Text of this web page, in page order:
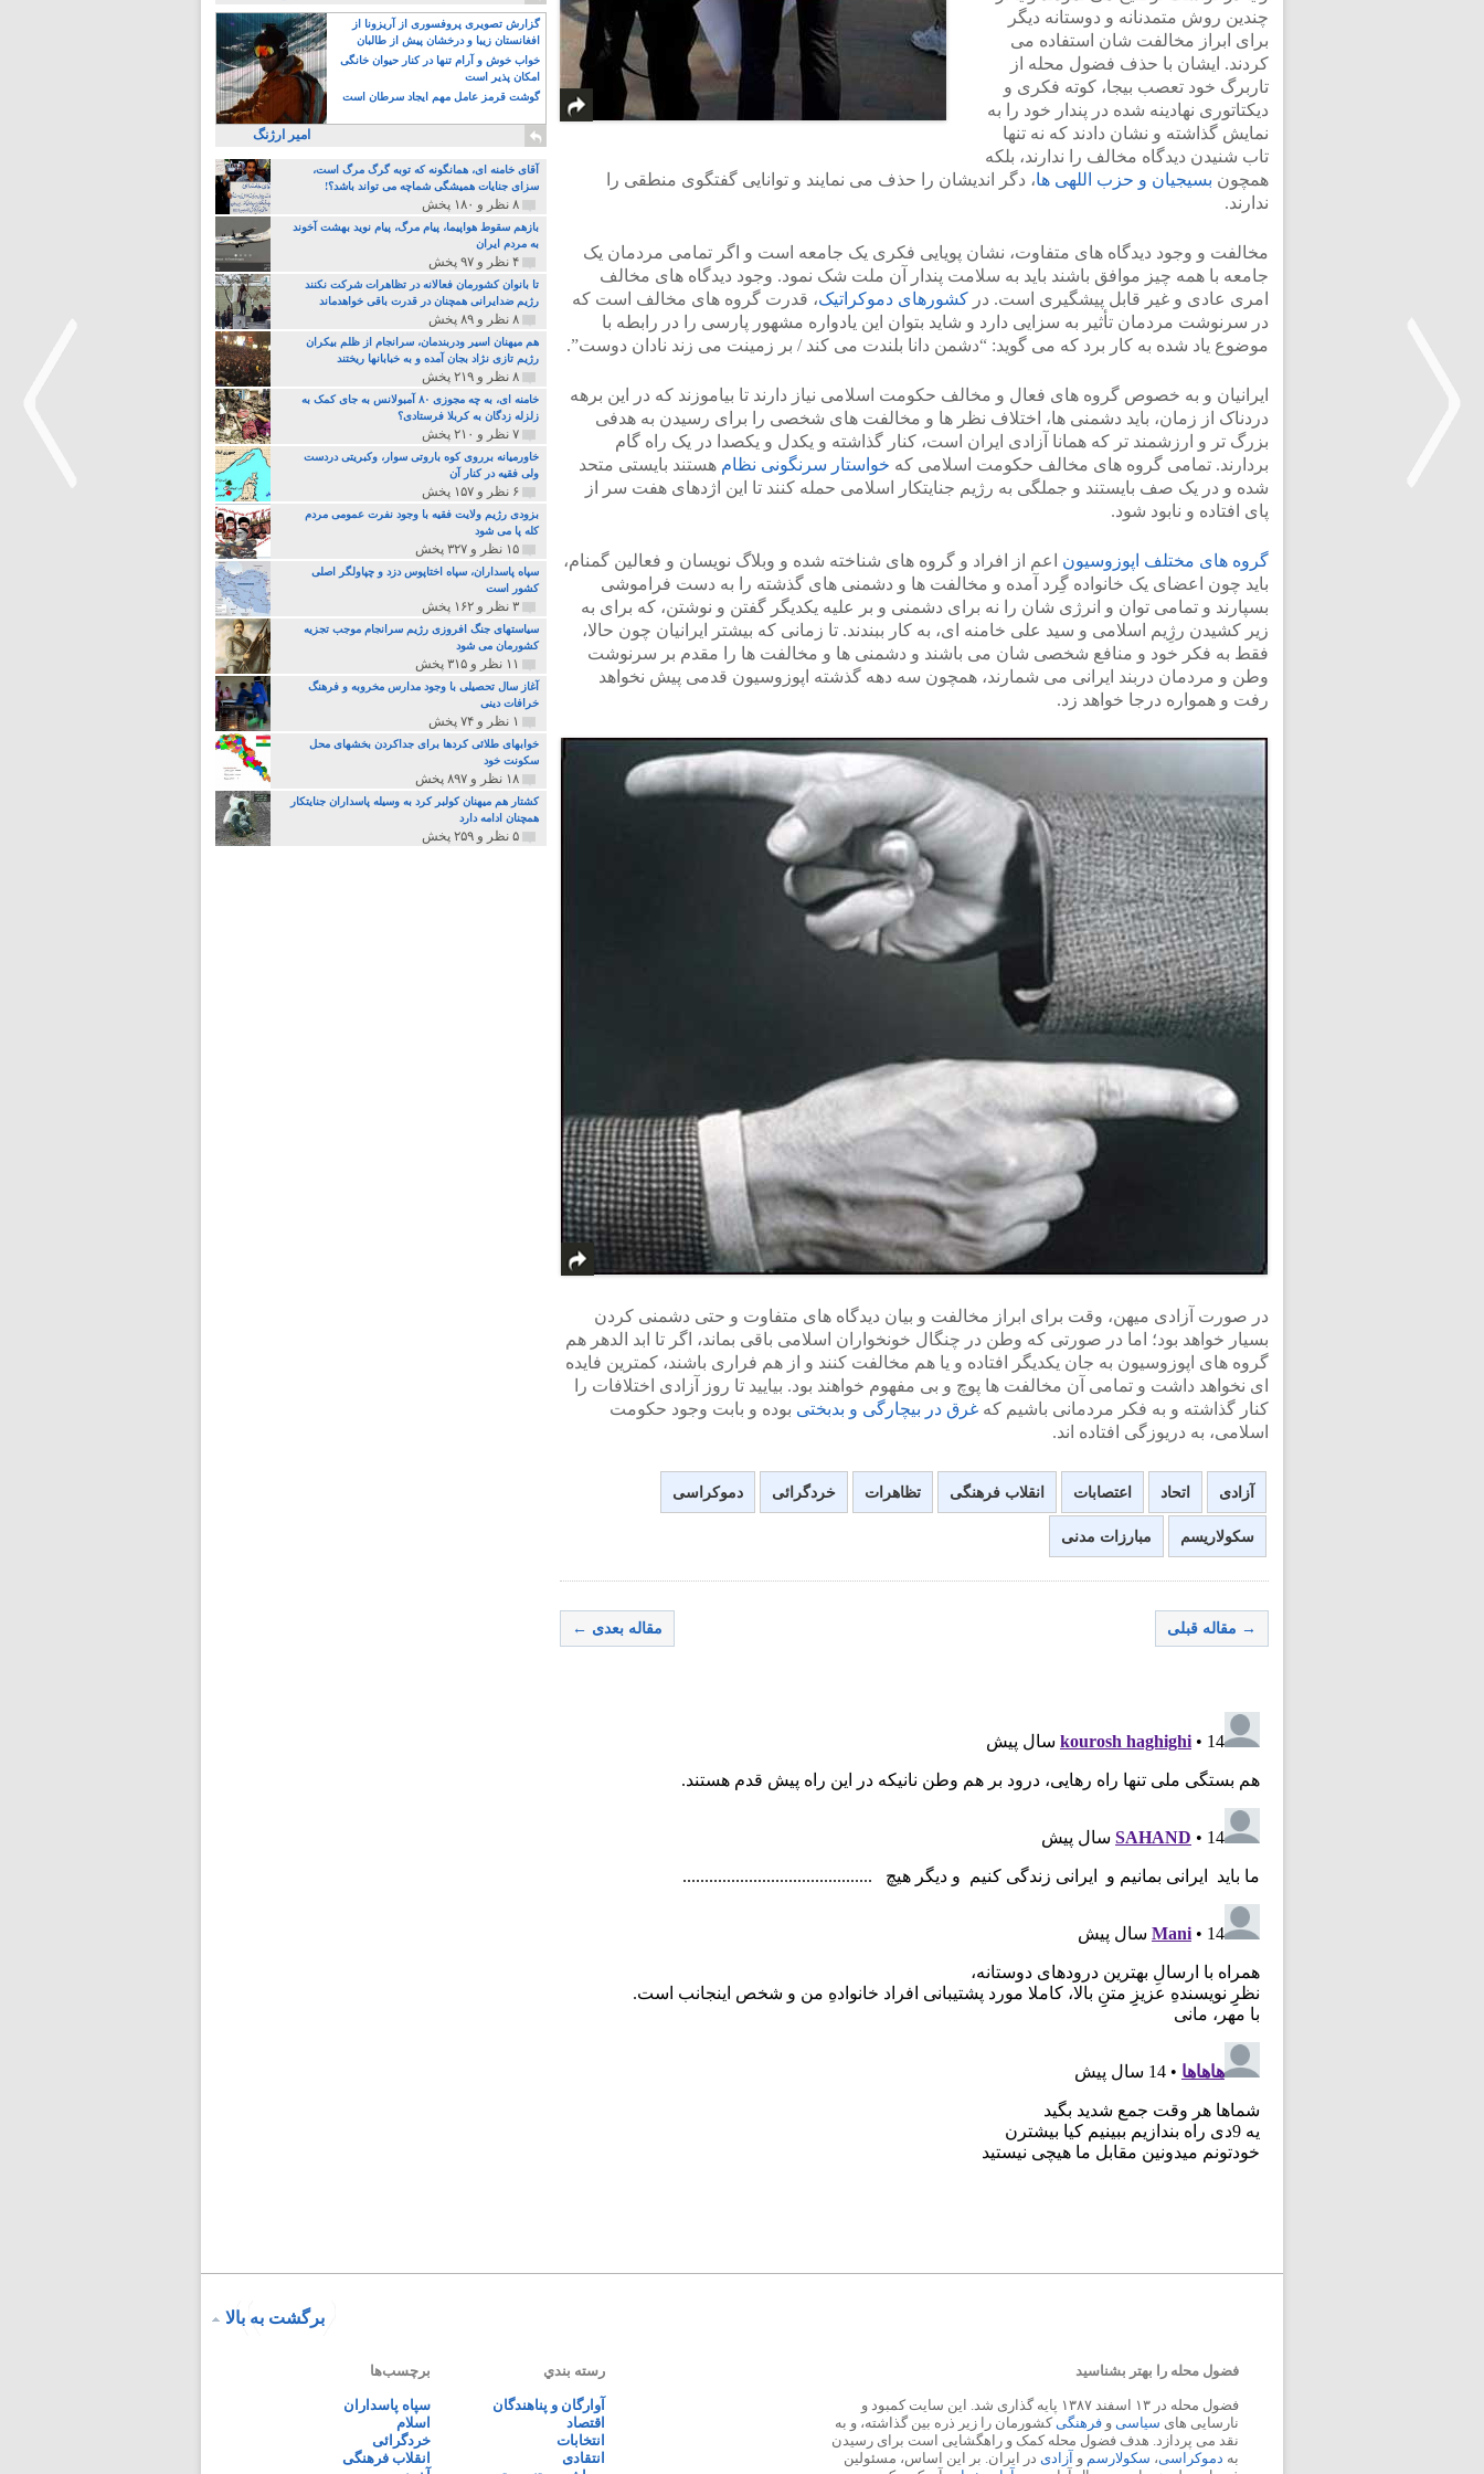
چندین روش متمدنانه و دوستانه دیگر
برای ابراز مخالفت شان استفاده می
کردند. ایشان با حذف فضول محله از
تاربرگ خود تعصب بیجا، کوته فکری و
دیکتاتوری نهادینه شده در پندار خود را به
نمایش گذاشته و نشان دادند که نه تنها
تاب شنیدن دیدگاه مخالف را ندارند، بلکه
همچون بسیجیان و حزب اللهی ها، دگر اندیشان را حذف می نمایند و توانایی گفتگوی منطقی را
ندارند.
مخالفت و وجود دیدگاه های متفاوت، نشان پویایی فکری یک جامعه است و اگر تمامی مردمان یک
جامعه با همه چیز موافق باشند باید به سلامت پندار آن ملت شک نمود. وجود دیدگاه های مخالف
امری عادی و غیر قابل پیشگیری است. در کشورهای دموکراتیک، قدرت گروه های مخالف است که
در سرنوشت مردمان تأثیر به سزایی دارد و شاید بتوان این یادواره مشهور پارسی را در رابطه با
موضوع یاد شده به کار برد که می گوید: “دشمن دانا بلندت می کند / بر زمینت می زند نادان دوست”.
ایرانیان و به خصوص گروه های فعال و مخالف حکومت اسلامی نیاز دارند تا بیاموزند که در این برهه
دردناک از زمان، باید دشمنی ها، اختلاف نظر ها و مخالفت های شخصی را برای رسیدن به هدفی
بزرگ تر و ارزشمند تر که همانا آزادی ایران است، کنار گذاشته و یکدل و یکصدا در یک راه گام
بردارند. تمامی گروه های مخالف حکومت اسلامی که خواستار سرنگونی نظام هستند بایستی متحد
شده و در یک صف بایستند و جملگی به رژیم جنایتکار اسلامی حمله کنند تا این اژدهای هفت سر از
پای افتاده و نابود شود.
گروه های مختلف اپوزوسیون اعم از افراد و گروه های شناخته شده و وبلاگ نویسان و فعالین گمنام،
باید چون اعضای یک خانواده گِرد آمده و مخالفت ها و دشمنی های گذشته را به دست فراموشی
بسپارند و تمامی توان و انرژی شان را نه برای دشمنی و بر علیه یکدیگر گفتن و نوشتن، که برای به
زیر کشیدن رژِیم اسلامی و سید علی خامنه ای، به کار ببندند. تا زمانی که بیشتر ایرانیان چون حالا،
فقط به فکر خود و منافع شخصی شان می باشند و دشمنی ها و مخالفت ها را مقدم بر سرنوشت
وطن و مردمان دربند ایرانی می شمارند، همچون سه دهه گذشته اپوزوسیون قدمی پیش نخواهد
رفت و همواره درجا خواهد زد.
در صورت آزادی میهن، وقت برای ابراز مخالفت و بیان دیدگاه های متفاوت و حتی دشمنی کردن
بسیار خواهد بود؛ اما در صورتی که وطن در چنگال خونخواران اسلامی باقی بماند، اگر تا ابد الدهر هم
گروه های اپوزوسیون به جان یکدیگر افتاده و یا هم مخالفت کنند و از هم فراری باشند، کمترین فایده
ای نخواهد داشت و تمامی آن مخالفت ها پوچ و بی مفهوم خواهند بود. بیایید تا روز آزادی اختلافات را
کنار گذاشته و به فکر مردمانی باشیم که غرق در بیچارگی و بدبختی بوده و بابت وجود حکومت
اسلامی، به دریوزگی افتاده اند.
آزادی اتحاد اعتصابات انقلاب فرهنگی تظاهرات خردگرائی دموکراسی
سکولاریسم مبارزات مدنی
→ مقاله قبلی مقاله بعدی ←
گزارش تصویری پروفسوری از آریزونا از
افغانستان زیبا و درخشان پیش از طالبان
خواب خوش و آرام تنها در کنار حیوان خانگی
امکان پذیر است
گوشت قرمز عامل مهم ایجاد سرطان است
امیر ارژنگ
آقای خامنه ای، همانگونه که توبه گرگ مرگ است،
سزای جنایات همیشگی شماچه می تواند باشد؟!
۸ نظر و ۱۸۰ پخش
بازهم سقوط هواپیما، پیام مرگ، پیام نوید بهشت آخوند
به مردم ایران
۴ نظر و ۹۷ پخش
تا بانوان کشورمان فعالانه در تظاهرات شرکت نکنند
رژیم ضدایرانی همچنان در قدرت باقی خواهدماند
۸ نظر و ۸۹ پخش
هم میهنان اسیر ودربندمان، سرانجام از ظلم بیکران
رژیم تازی نژاد بجان آمده و به خبابانها ریختند
۸ نظر و ۲۱۹ پخش
خامنه ای، به چه مجوزی ۸۰ آمبولانس به جای کمک به
زلزله زدگان به کربلا فرستادی؟
۷ نظر و ۲۱۰ پخش
خاورمیانه برروی کوه باروتی سوار، وکبریتی دردست
ولی فقیه در کنار آن
۶ نظر و ۱۵۷ پخش
بزودی رژیم ولایت فقیه با وجود نفرت عمومی مردم
کله پا می شود
۱۵ نظر و ۳۲۷ پخش
سپاه پاسداران، سپاه اختاپوس دزد و چپاولگر اصلی
کشور است
۳ نظر و ۱۶۲ پخش
سیاستهای جنگ افروزی رژیم سرانجام موجب تجزیه
کشورمان می شود
۱۱ نظر و ۳۱۵ پخش
آغاز سال تحصیلی با وجود مدارس مخروبه و فرهنگ
خرافات دینی
۱ نظر و ۷۴ پخش
خوابهای طلائی کردها برای جداکردن بخشهای محل
سکونت خود
۱۸ نظر و ۸۹۷ پخش
کشتار هم میهنان کولبر کرد به وسیله پاسداران جنایتکار
همچنان ادامه دارد
۵ نظر و ۲۵۹ پخش
برگشت به بالا
فضول محله را بهتر بشناسید
فضول محله در ۱۳ اسفند ۱۳۸۷ پایه گذاری شد. این سایت کمبود و
نارسایی های سیاسی و فرهنگیکشورمان را زیر ذره بین گذاشته، و به
نقد می پردازد. هدف فضول محله کمک و راهگشایی است برای رسیدن
به دموکراسی، سکولارسم و آزادی در ایران. بر این اساس، مسئولین
رسته بندي
آوارگان و پناهندگان
اقتصاد
انتخابات
انتقادی
برچسب‌ها
سپاه پاسداران
اسلام
خردگرائی
انقلاب فرهنگی